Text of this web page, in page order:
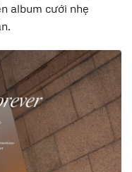
album cưới nhẹ